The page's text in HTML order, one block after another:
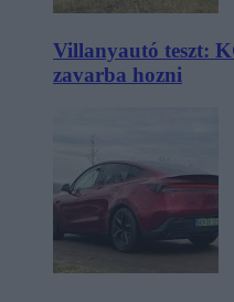
Villanyautó teszt:
zavarba hozni